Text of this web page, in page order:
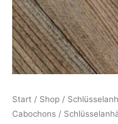
Start / Shop /
Cabochons /